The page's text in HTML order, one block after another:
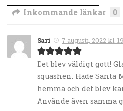
Inkommande länkar
0
Sari 7 augusti, 2022 kl.
Det blev väldigt gott!
squashen. Hade Santa
hemma och det blev
Använde även